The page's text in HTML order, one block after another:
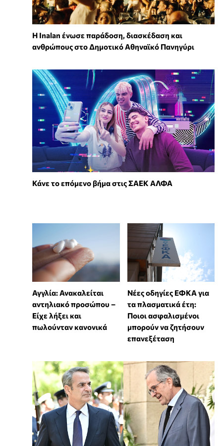
Η Inalan ένωσε παράδοση, διασκέδαση και
ανθρώπους στο Δημοτικό Αθηναϊκό Πανηγύρι
Κάνε το επόμενο βήμα στις ΣΑΕΚ ΑΛΦΑ
Αγγλία: Ανακαλείται
αντηλιακό προσώπου –
Είχε λήξει και
πωλούνταν κανονικά
Νέες οδηγίες ΕΦΚΑ για
τα πλασματικά έτη:
Ποιοι ασφαλισμένοι
μπορούν να ζητήσουν
επανεξέταση